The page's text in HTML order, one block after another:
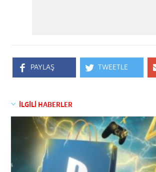
PAYLAŞ TWEETLE
İLGİLİ HABERLER